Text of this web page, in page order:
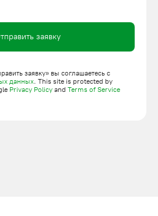
заявку
заявку» вы соглашаетесь с
данных. This site is protected by
Privacy Policy and Terms of Service